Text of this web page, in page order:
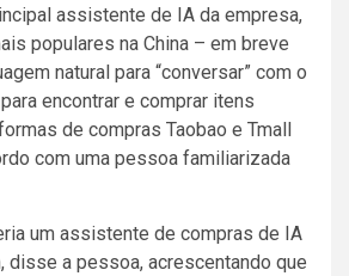
assistente de IA da empresa,
populares na China – em breve
natural para “conversar” com o
encontrar e comprar itens
de compras Taobao e Tmall
com uma pessoa familiarizada
um assistente de compras de IA
disse a pessoa, acrescentando que